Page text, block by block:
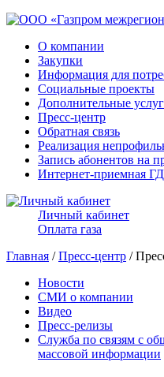
О компании
Закупки
Информация для
Социальные проекты
Дополнительные
Пресс-центр
Обратная связь
Реализация
Запись абонентов на
Интернет-приемная ГД
Личный кабинет
Оплата газа
Главная /Пресс-центр /
Новости
СМИ о компании
Видео
Пресс-релизы
Служба по связям с
массовой информации